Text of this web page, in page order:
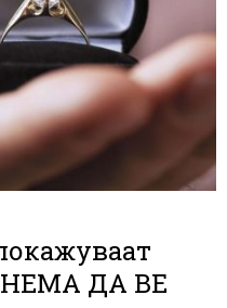
НЕМА ДА ВЕ